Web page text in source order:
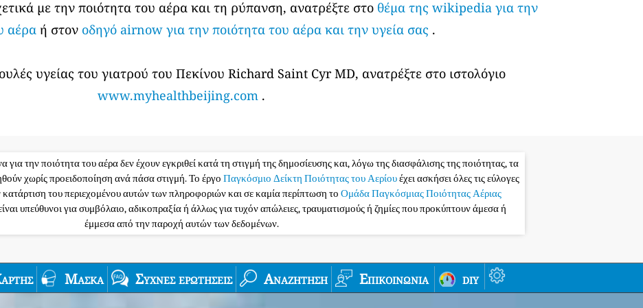
με την ποιότητα του αέρα και τη ρύπανση, ανατρέξτε στο θέμα της wikipedia για την
αέρα ή στον οδηγό airnow για την ποιότητα του αέρα και την υγεία σας .
υγείας του γιατρού του Πεκίνου Richard Saint Cyr MD, ανατρέξτε στο ιστολόγιο
www.myhealthbeijing.com .
για την ποιότητα του αέρα δεν έχουν εγκριθεί κατά τη στιγμή της δημοσίευσης και, λόγω της διασφάλισης της ποιότητας, τα
χωρίς προειδοποίηση ανά πάσα στιγμή. Το έργο Παγκόσμιο Δείκτη Ποιότητας του Αερίουέχει ασκήσει όλες τις εύλογες
κατάρτιση του περιεχομένου αυτών των πληροφοριών και σε καμία περίπτωση το Ομάδα Παγκόσμιας Ποιότητας Αέριας
υπεύθυνοι για συμβόλαιο, αδικοπραξία ή άλλως για τυχόν απώλειες, τραυματισμούς ή ζημίες που προκύπτουν άμεσα ή
έμμεσα από την παροχή αυτών των δεδομένων.
Μάσκα Συχνές ερωτήσεις Αναζήτηση Επικοινωνία diy